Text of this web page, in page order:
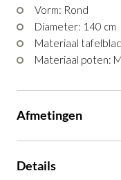
Vorm: Rond
Diameter: 140 cm
Materiaal
Materiaal poten:
Afmetingen
Details
€ 3.817,00
€ 3.244,45 incl.